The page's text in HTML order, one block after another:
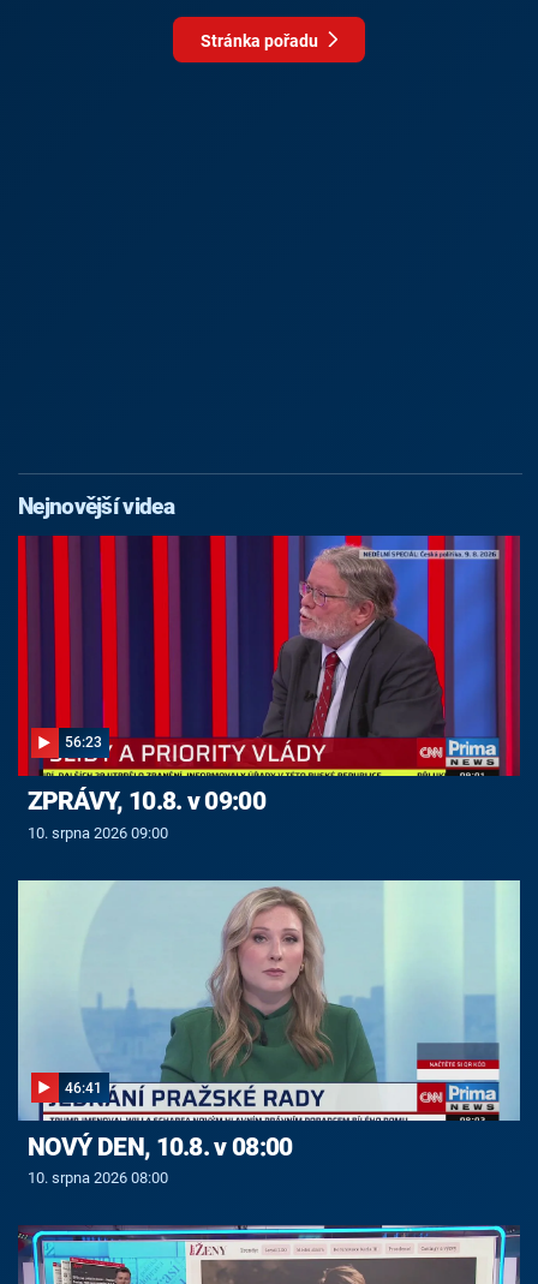
Stránka pořadu
Nejnovější videa
56:23
ZPRÁVY, 10.8. v 09:00
10. srpna 2026 09:00
46:41
NOVÝ DEN, 10.8. v 08:00
10. srpna 2026 08:00